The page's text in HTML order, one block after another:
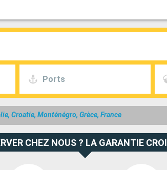
Ports
Croatie, Monténégro, Grèce, France
CHEZ NOUS ? LA GARANTIE